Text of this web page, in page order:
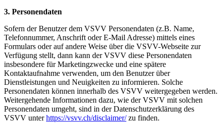
3. Personendaten
Sofern der Benutzer dem VSVV Personendaten (z.B. Name,
Telefonnummer, Anschrift oder E-Mail Adresse) mittels eines
Formulars oder auf andere Weise über die VSVV-Webseite zur
Verfügung stellt, dann kann der VSVV diese Personendaten
insbesondere für Marketingzwecke und eine spätere
Kontaktaufnahme verwenden, um den Benutzer über
Dienstleistungen und Neuigkeiten zu informieren. Solche
Personendaten können innerhalb des VSVV weitergegeben werden.
Weitergehende Informationen dazu, wie der VSVV mit solchen
Personendaten umgeht, sind in der Datenschutzerklärung des
VSVV unterhttps://vsvv.ch/disclaimer/zu finden.